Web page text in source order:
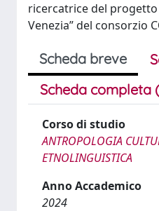
ricercatrice del progetto
Venezia” del consorzio
Scheda breve
Scheda completa
Corso di studio
ANTROPOLOGIA
ETNOLINGUISTICA
Anno Accademico
2024